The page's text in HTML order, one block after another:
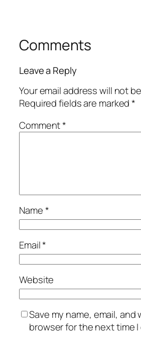
Comments
Leave a Reply
Your email address will not
Required fields are marked*
Comment*
Name*
Email*
Website
Save my name, email,
browser for the next time